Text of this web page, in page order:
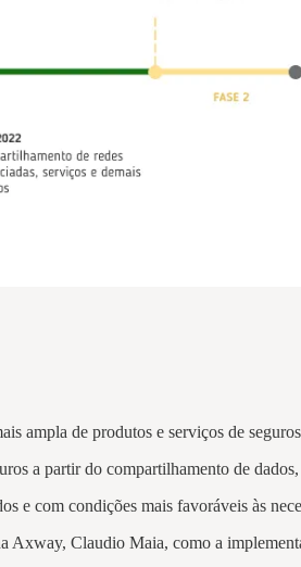
ampla de produtos e serviços de
a partir do compartilhamento de
e com condições mais favoráveis às
Claudio Maia, como a